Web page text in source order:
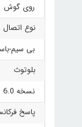
روی گوش
نوع اتصال
بی سیم-
بلوتوث
نسخه 6.0
پاسخ